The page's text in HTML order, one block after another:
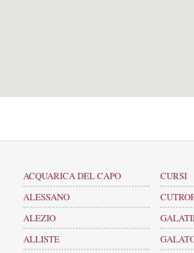
ACQUARICA DEL CAPO
ALESSANO
ALEZIO
ALLISTE
CURSI